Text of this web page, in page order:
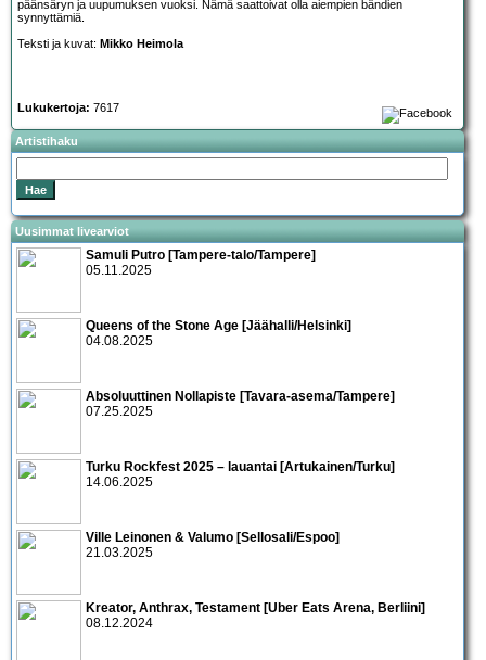
päänsäryn ja uupumuksen vuoksi. Nämä saattoivat olla aiempien bändien
synnyttämiä.
Teksti ja kuvat: Mikko Heimola
Lukukertoja: 7617
Artistihaku
Uusimmat livearviot
Samuli Putro [Tampere-talo/Tampere]
05.11.2025
Queens of the Stone Age [Jäähalli/Helsinki]
04.08.2025
Absoluuttinen Nollapiste [Tavara-asema/Tampere]
07.25.2025
Turku Rockfest 2025 – lauantai [Artukainen/Turku]
14.06.2025
Ville Leinonen & Valumo [Sellosali/Espoo]
21.03.2025
Kreator, Anthrax, Testament [Uber Eats Arena, Berliini]
08.12.2024